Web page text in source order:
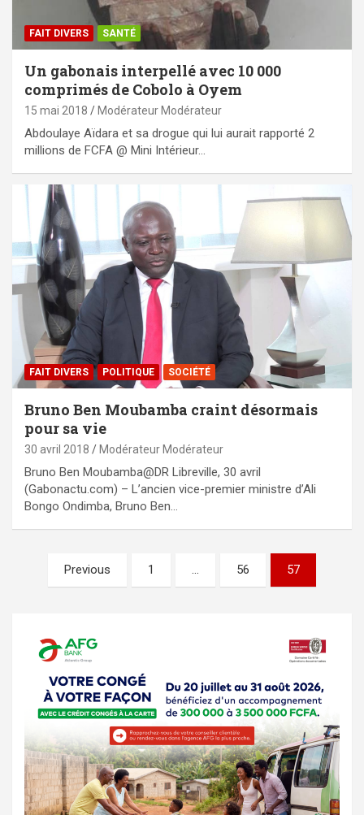
FAIT DIVERS SANTÉ
Un gabonais interpellé avec 10 000
comprimés de Cobolo à Oyem
15 mai 2018 Modérateur Modérateur
Abdoulaye Aïdara et sa drogue qui lui aurait rapporté 2
millions de FCFA @ Mini Intérieur…
FAIT DIVERS POLITIQUE SOCIÉTÉ
Bruno Ben Moubamba craint désormais
pour sa vie
30 avril 2018 Modérateur Modérateur
Bruno Ben Moubamba@DR Libreville, 30 avril
(Gabonactu.com) – L’ancien vice-premier ministre d’Ali
Bongo Ondimba, Bruno Ben…
Pagination
Previous 1 … 56 57